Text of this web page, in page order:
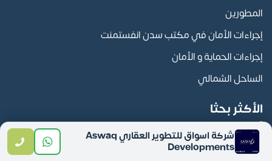
المطورين
إجراءات الأمان في مكتب سدن انفستمنت
إجراءات الحماية و الأمان
الساحل الشمالي
الأكثر بحثا
المدن شركة اسواق للتطوير العقاري Aswaq
Developments